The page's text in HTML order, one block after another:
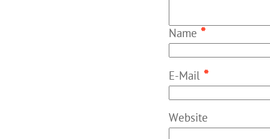
Name *
E-Mail *
Website